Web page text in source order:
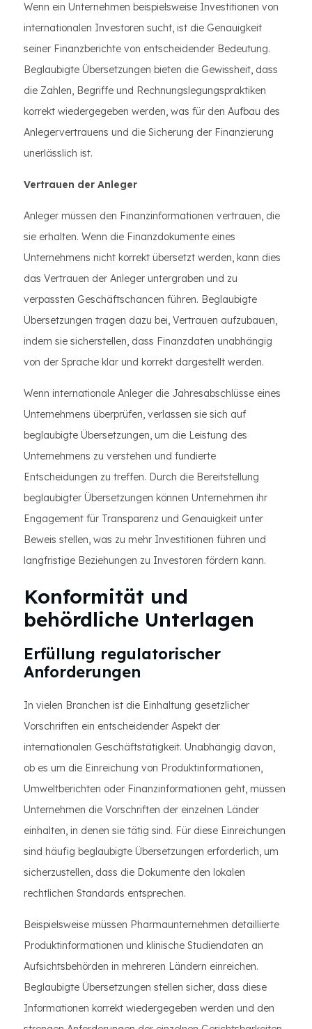
Wenn ein Unternehmen beispielsweise Investitionen von
internationalen Investoren sucht, ist die Genauigkeit
seiner Finanzberichte von entscheidender Bedeutung.
Beglaubigte Übersetzungen bieten die Gewissheit, dass
die Zahlen, Begriffe und Rechnungslegungspraktiken
korrekt wiedergegeben werden, was für den Aufbau des
Anlegervertrauens und die Sicherung der Finanzierung
unerlässlich ist.
Vertrauen der Anleger
Anleger müssen den Finanzinformationen vertrauen, die
sie erhalten. Wenn die Finanzdokumente eines
Unternehmens nicht korrekt übersetzt werden, kann dies
das Vertrauen der Anleger untergraben und zu
verpassten Geschäftschancen führen. Beglaubigte
Übersetzungen tragen dazu bei, Vertrauen aufzubauen,
indem sie sicherstellen, dass Finanzdaten unabhängig
von der Sprache klar und korrekt dargestellt werden.
Wenn internationale Anleger die Jahresabschlüsse eines
Unternehmens überprüfen, verlassen sie sich auf
beglaubigte Übersetzungen, um die Leistung des
Unternehmens zu verstehen und fundierte
Entscheidungen zu treffen. Durch die Bereitstellung
beglaubigter Übersetzungen können Unternehmen ihr
Engagement für Transparenz und Genauigkeit unter
Beweis stellen, was zu mehr Investitionen führen und
langfristige Beziehungen zu Investoren fördern kann.
Konformität und
behördliche Unterlagen
Erfüllung regulatorischer
Anforderungen
In vielen Branchen ist die Einhaltung gesetzlicher
Vorschriften ein entscheidender Aspekt der
internationalen Geschäftstätigkeit. Unabhängig davon,
ob es um die Einreichung von Produktinformationen,
Umweltberichten oder Finanzinformationen geht, müssen
Unternehmen die Vorschriften der einzelnen Länder
einhalten, in denen sie tätig sind. Für diese Einreichungen
sind häufig beglaubigte Übersetzungen erforderlich, um
sicherzustellen, dass die Dokumente den lokalen
rechtlichen Standards entsprechen.
Beispielsweise müssen Pharmaunternehmen detaillierte
Produktinformationen und klinische Studiendaten an
Aufsichtsbehörden in mehreren Ländern einreichen.
Beglaubigte Übersetzungen stellen sicher, dass diese
Informationen korrekt wiedergegeben werden und den